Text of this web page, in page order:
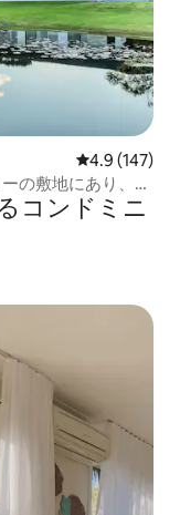
レビュー147
4.9 (147)
の敷地にあり、専
コンドミニ